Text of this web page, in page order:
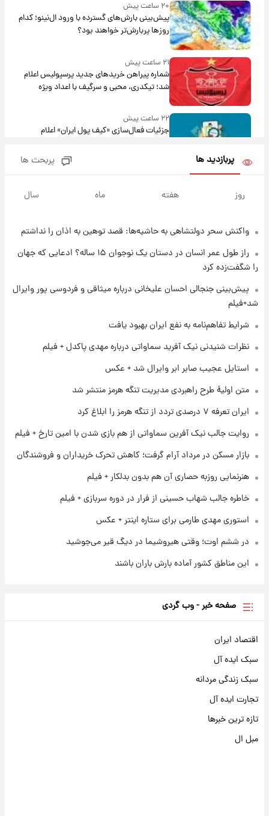
۲۰ ساعت پیش
پیش‌بینی بارش‌های گسترده با ورود ال‌نینو؛ کدام
روزها پربارش‌تر خواهند بود؟
۲۱ ساعت پیش
شماره پیراهن خریدهای جدید پرسپولیس اعلام
شد؛ تیکدری، محبی و سرگیف با اعداد ویژه
۲۲ ساعت پیش
جزئیات فعال‌سازی «کیف پول ایران» اعلام
امروز پنجشنبه ۱۵ مرداد ۱۴۰۵ +جدول
۱ روز پیش
۱ روز پیش
۱ روز پیش
شرایط تازه فروش اقساطی سایپا اعلام شد؛
شاهین، کوییک، اطلس، سهند و ساینا با اقساط
سیگنال‌های جدید برای بازار طلا؛ پیش‌بینی
۱ روز پیش
پربازدید ها پربحث ها
روز هفته ماه سال
واکنش سحر دولتشاهی به حاشیه‌ها: قصد توهین به اذان را نداشتم
راز طول عمر انسان در دستان یک نوجوان ۱۵ ساله؟ ادعایی که جهان
را شگفت‌زده کرد
پیش‌بینی جنجالی احسان علیخانی درباره میثاقی و فردوسی پور وایرال
شد+فیلم
شرایط تفاهم‌نامه به نفع ایران بهبود یافت
نظرات شنیدنی نیک آفرید سماواتی درباره مهدی پاکدل + فیلم
استایل عجیب صابر ابر وایرال شد + عکس
متن اولیۀ طرح راهبردی مدیریت تنگه هرمز منتشر شد
ایران تعرفه ۷ درصدی تردد از تنگه هرمز را ابلاغ کرد
روایت جالب نیک آفرین سماواتی از هم بازی شدن با امین تارخ + فیلم
بازار مسکن در مرداد آرام گرفت؛ کاهش تحرک خریداران و فروشندگان
هنرنمایی روزبه حصاری آن هم بدون بدلکار + فیلم
خاطره جالب شهاب حسینی از فرار در دوره سربازی + فیلم
استوری مهدی طارمی برای ستاره اینتر + عکس
در ششم اوت؛ وقتی هیروشیما در دیگ قیر می‌جوشید
این مناطق کشور آماده بارش باران باشند
صفحه خبر - وب گردی
اقتصاد ایران
سبک ایده آل
سبک زندگی مردانه
تجارت ایده آل
تازه ترین خبرها
مبل ال